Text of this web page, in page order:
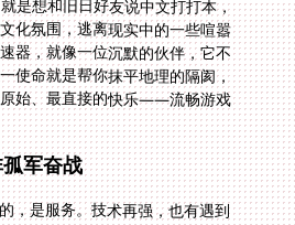
军奋战
，是服务。技术再强，也有遇到
某个特定游戏突然无法连接，也
特殊。这时候，一个拥有专业的
后保障的加速器，价值就凸显出
服快速响应，还是提供详细的手
觉背后有支撑，而非一个人在面